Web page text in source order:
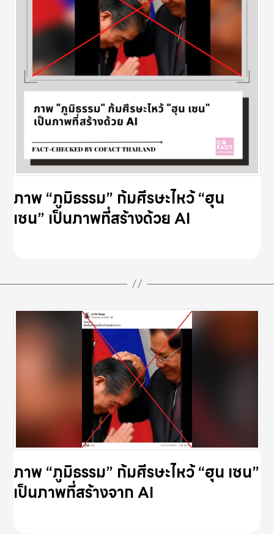
ภาพ “ภูมิธรรม” ก้มศีรษะไหว้ “ฮุน
เซน” เป็นภาพที่สร้างด้วย AI
ภาพ “ภูมิธรรม” ก้มศีรษะไหว้ “ฮุน เซน”
เป็นภาพที่สร้างจาก AI